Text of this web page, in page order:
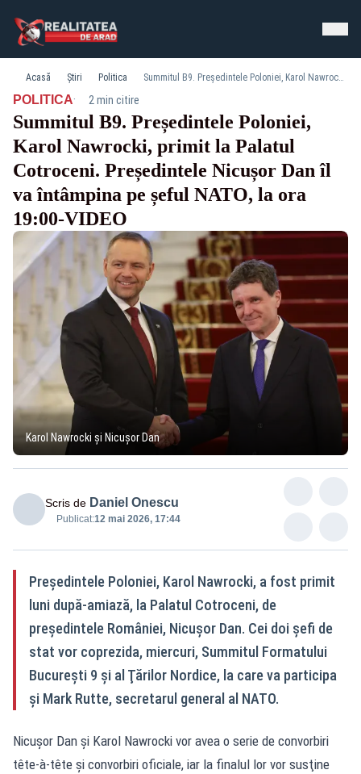
Acasă Știri Politica Summitul B9. Președintele Poloniei, Karol Nawrocki, primit la Palatul Cotroceni. Președintele Nicușor Dan îl va întâmpina pe șeful NATO, la ora 19:00-VIDEO
POLITICA· 2 min citire
Summitul B9. Președintele Poloniei,
Karol Nawrocki, primit la Palatul
Cotroceni. Președintele Nicușor Dan îl
va întâmpina pe șeful NATO, la ora
19:00-VIDEO
Karol Nawrocki și Nicușor Dan
Scris de Daniel Onescu
Publicat:12 mai 2026, 17:44
Președintele Poloniei, Karol Nawrocki, a fost primit
luni după-amiază, la Palatul Cotroceni, de
președintele României, Nicușor Dan. Cei doi șefi de
stat vor coprezida, miercuri, Summitul Formatului
Bucureşti 9 şi al Ţărilor Nordice, la care va participa
şi Mark Rutte, secretarul general al NATO.
Nicușor Dan și Karol Nawrocki vor avea o serie de convorbiri
tête-à-tête şi convorbiri oficiale, iar la finalul lor vor susţine